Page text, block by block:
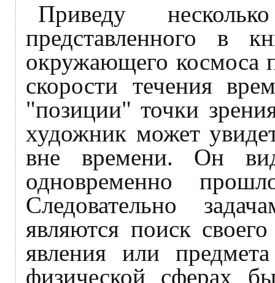
Приведу
представленного в
окружающего космоса
скорости течения
"позиции" точки
художник может
вне времени. Он
одновременно
Следовательно
являются поиск
явления или
физической сферах